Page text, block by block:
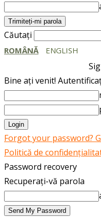
Căutați
ROMÂNĂ ENGLISH
Bine ați venit!
Forgot your password?
Politică de
Password recovery
Recuperați-vă parola